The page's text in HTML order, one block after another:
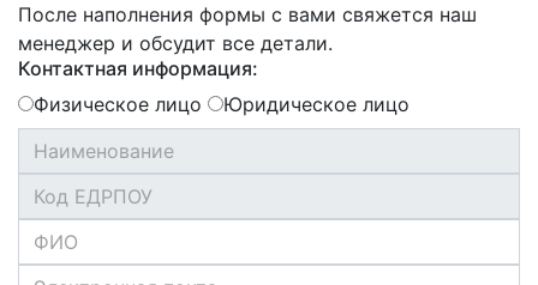
После наполнения формы с вами свяжется наш
менеджер и обсудит все детали.
Контактная информация:
Физическое лицо
Юридическое лицо